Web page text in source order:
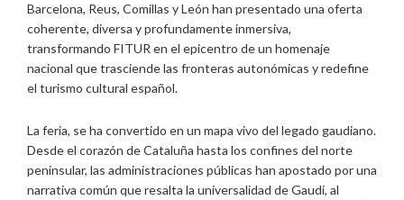
Barcelona, Reus, Comillas y León han presentado una oferta
coherente, diversa y profundamente inmersiva,
transformando FITUR en el epicentro de un homenaje
nacional que trasciende las fronteras autonómicas y redefine
el turismo cultural español.
La feria, se ha convertido en un mapa vivo del legado gaudiano.
Desde el corazón de Cataluña hasta los confines del norte
peninsular, las administraciones públicas han apostado por una
narrativa común que resalta la universalidad de Gaudí, al